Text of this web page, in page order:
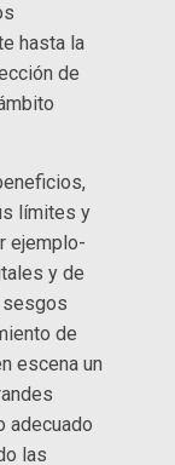
hasta la
de
límites y
ejemplo-
y de
sesgos
de
escena un
adecuado
las